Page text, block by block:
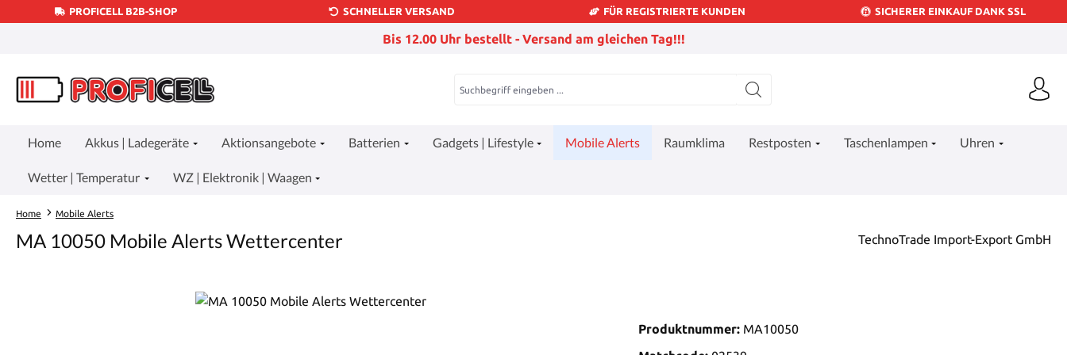
Hauptinhalt springen
Zur Suche springen
Zur Hauptnavigation springen
PROFICELL B2B-SHOP SCHNELLER VERSAND FÜR REGISTRIERTE KUNDEN SICHERER EINKAUF DANK SSL
Bis 12.00 Uhr bestellt - Versand am gleichen Tag!!!
Home Akkus | Ladegeräte Aktionsangebote Batterien Gadgets | Lifestyle Mobile Alerts Raumklima Restposten Taschenlampen Uhren
Wetter | Temperatur WZ | Elektronik | Waagen
Home Mobile Alerts
MA 10050 Mobile Alerts Wettercenter TechnoTrade Import-Export GmbH
Produktnummer: MA10050